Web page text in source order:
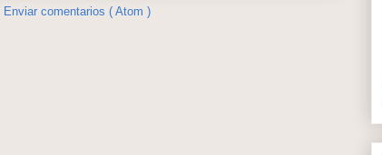
Enviar comentarios ( Atom )